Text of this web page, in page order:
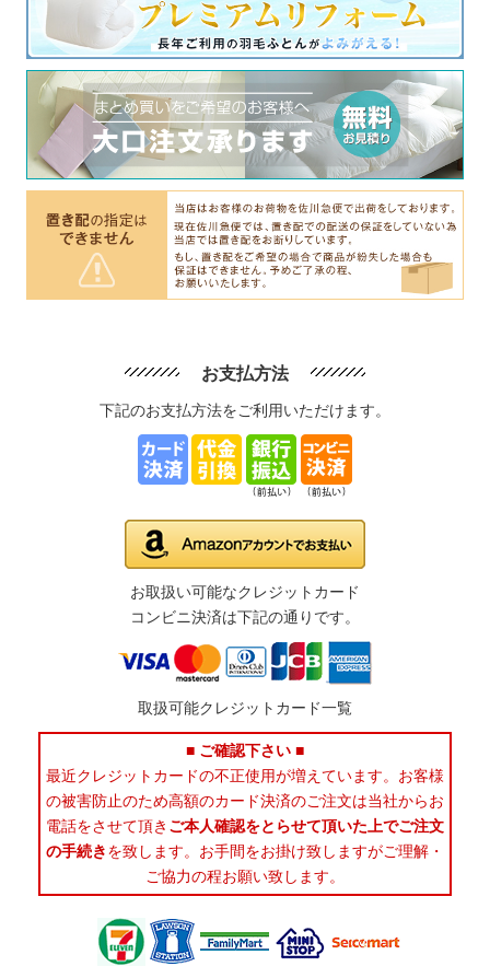
お支払方法
下記のお支払方法をご利用いただけます。
お取扱い可能なクレジットカード
コンビニ決済は下記の通りです。
取扱可能クレジットカード一覧
■ ご確認下さい ■
最近クレジットカードの不正使用が増えています。お客様
の被害防止のため高額のカード決済のご注文は当社からお
電話をさせて頂き ご本人確認をとらせて頂いた上でご注文
の手続きを致します。お手間をお掛け致しますがご理解・
ご協力の程お願い致します。